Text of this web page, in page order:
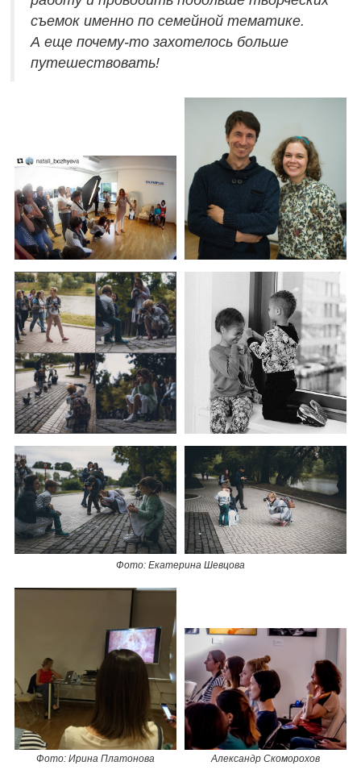
съемок именно по семейной тематике.
А еще почему-то захотелось больше
путешествовать!
Фото: Екатерина Шевцова
Фото: Ирина Платонова Александр Скоморохов